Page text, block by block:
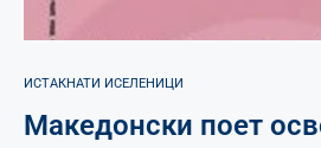
ИСТАКНАТИ ИСЕЛЕНИЦИ
Македонски поет